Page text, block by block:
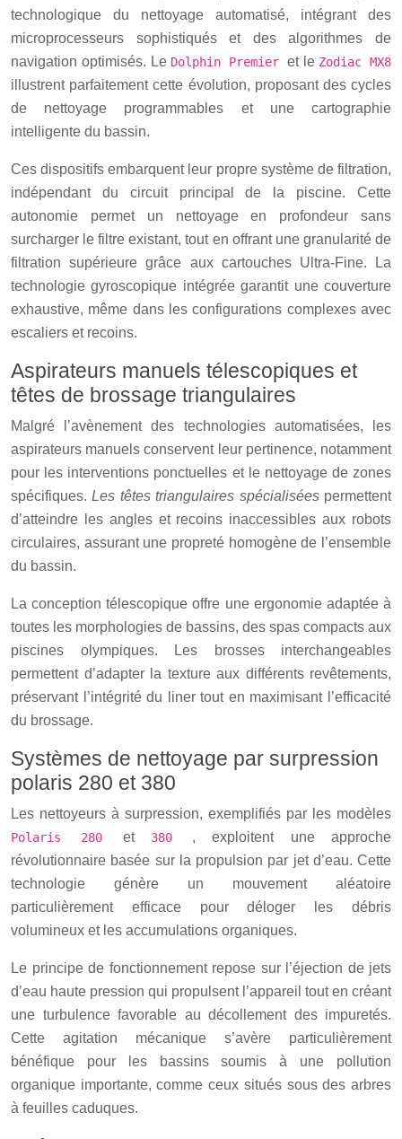
technologique du nettoyage automatisé, intégrant des
microprocesseurs sophistiqués et des algorithmes de
navigation optimisés. Le Dolphin Premier et le Zodiac MX8
illustrent parfaitement cette évolution, proposant des cycles
de nettoyage programmables et une cartographie
intelligente du bassin.
Ces dispositifs embarquent leur propre système de filtration,
indépendant du circuit principal de la piscine. Cette
autonomie permet un nettoyage en profondeur sans
surcharger le filtre existant, tout en offrant une granularité de
filtration supérieure grâce aux cartouches Ultra-Fine. La
technologie gyroscopique intégrée garantit une couverture
exhaustive, même dans les configurations complexes avec
escaliers et recoins.
Aspirateurs manuels télescopiques et
têtes de brossage triangulaires
Malgré l’avènement des technologies automatisées, les
aspirateurs manuels conservent leur pertinence, notamment
pour les interventions ponctuelles et le nettoyage de zones
spécifiques.Les têtes triangulaires spécialisées permettent
d’atteindre les angles et recoins inaccessibles aux robots
circulaires, assurant une propreté homogène de l’ensemble
du bassin.
La conception télescopique offre une ergonomie adaptée à
toutes les morphologies de bassins, des spas compacts aux
piscines olympiques. Les brosses interchangeables
permettent d’adapter la texture aux différents revêtements,
préservant l’intégrité du liner tout en maximisant l’efficacité
du brossage.
Systèmes de nettoyage par surpression
polaris 280 et 380
Les nettoyeurs à surpression, exemplifiés par les modèles
Polaris 280 et 380 , exploitent une approche
révolutionnaire basée sur la propulsion par jet d’eau. Cette
technologie génère un mouvement aléatoire
particulièrement efficace pour déloger les débris
volumineux et les accumulations organiques.
Le principe de fonctionnement repose sur l’éjection de jets
d’eau haute pression qui propulsent l’appareil tout en créant
une turbulence favorable au décollement des impuretés.
Cette agitation mécanique s’avère particulièrement
bénéfique pour les bassins soumis à une pollution
organique importante, comme ceux situés sous des arbres
à feuilles caduques.